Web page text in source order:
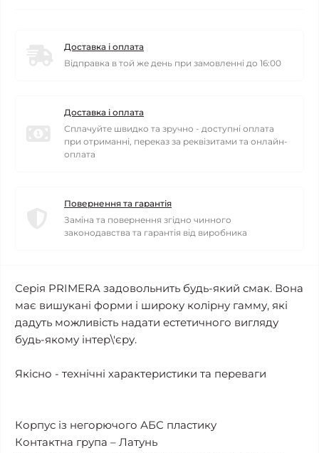
Доставка і оплата
Відправка в той же день при замовленні до 16:00
Доставка і оплата
Сплачуйте швидко та зручно - доступні оплата
при отриманні, переказ за реквізитами та онлайн-
оплата
Повернення та гарантія
Заміна та повернення згідно чинного
законодавства та гарантія від виробника
Серія PRIMERA задовольнить будь-який смак. Вона
має вишукані форми і широку колірну гамму, які
дадуть можливість надати естетичного вигляду
будь-якому інтер\'єру.
Якісно - технічні характеристики та переваги
Корпус із негорючого АБС пластику
Контактна група – Латунь